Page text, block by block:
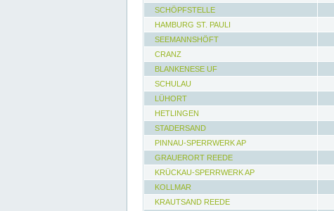
SCHÖPFSTELLE
HAMBURG ST. PAULI
SEEMANNSHÖFT
CRANZ
BLANKENESE UF
SCHULAU
LÜHORT
HETLINGEN
STADERSAND
PINNAU-SPERRWERK AP
GRAUERORT REEDE
KRÜCKAU-SPERRWERK AP
KOLLMAR
KRAUTSAND REEDE